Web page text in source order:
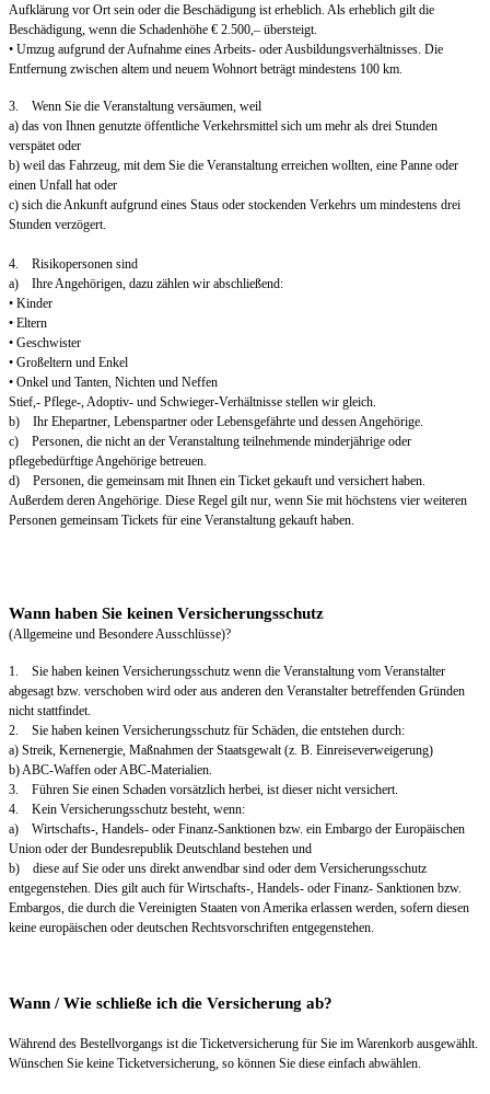
Aufklärung vor Ort sein oder die Beschädigung ist erheblich. Als erheblich gilt die
Beschädigung, wenn die Schadenhöhe € 2.500,– übersteigt.
• Umzug aufgrund der Aufnahme eines Arbeits- oder Ausbildungsverhältnisses. Die
Entfernung zwischen altem und neuem Wohnort beträgt mindestens 100 km.
3. Wenn Sie die Veranstaltung versäumen, weil
a) das von Ihnen genutzte öffentliche Verkehrsmittel sich um mehr als drei Stunden
verspätet oder
b) weil das Fahrzeug, mit dem Sie die Veranstaltung erreichen wollten, eine Panne oder
einen Unfall hat oder
c) sich die Ankunft aufgrund eines Staus oder stockenden Verkehrs um mindestens drei
Stunden verzögert.
4. Risikopersonen sind
a) Ihre Angehörigen, dazu zählen wir abschließend:
• Kinder
• Eltern
• Geschwister
• Großeltern und Enkel
• Onkel und Tanten, Nichten und Neffen
Stief,- Pflege-, Adoptiv- und Schwieger-Verhältnisse stellen wir gleich.
b) Ihr Ehepartner, Lebenspartner oder Lebensgefährte und dessen Angehörige.
c) Personen, die nicht an der Veranstaltung teilnehmende minderjährige oder
pflegebedürftige Angehörige betreuen.
d) Personen, die gemeinsam mit Ihnen ein Ticket gekauft und versichert haben.
Außerdem deren Angehörige. Diese Regel gilt nur, wenn Sie mit höchstens vier weiteren
Personen gemeinsam Tickets für eine Veranstaltung gekauft haben.
Wann haben Sie keinen Versicherungsschutz
(Allgemeine und Besondere Ausschlüsse)?
1. Sie haben keinen Versicherungsschutz wenn die Veranstaltung vom Veranstalter
abgesagt bzw. verschoben wird oder aus anderen den Veranstalter betreffenden Gründen
nicht stattfindet.
2. Sie haben keinen Versicherungsschutz für Schäden, die entstehen durch:
a) Streik, Kernenergie, Maßnahmen der Staatsgewalt (z. B. Einreiseverweigerung)
b) ABC-Waffen oder ABC-Materialien.
3. Führen Sie einen Schaden vorsätzlich herbei, ist dieser nicht versichert.
4. Kein Versicherungsschutz besteht, wenn:
a) Wirtschafts-, Handels- oder Finanz-Sanktionen bzw. ein Embargo der Europäischen
Union oder der Bundesrepublik Deutschland bestehen und
b) diese auf Sie oder uns direkt anwendbar sind oder dem Versicherungsschutz
entgegenstehen. Dies gilt auch für Wirtschafts-, Handels- oder Finanz- Sanktionen bzw.
Embargos, die durch die Vereinigten Staaten von Amerika erlassen werden, sofern diesen
keine europäischen oder deutschen Rechtsvorschriften entgegenstehen.
Wann / Wie schließe ich die Versicherung ab?
Während des Bestellvorgangs ist die Ticketversicherung für Sie im Warenkorb ausgewählt.
Wünschen Sie keine Ticketversicherung, so können Sie diese einfach abwählen.